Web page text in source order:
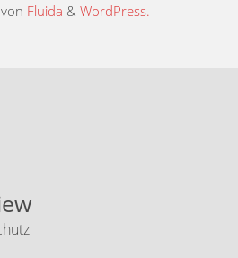
Fluida & WordPress.